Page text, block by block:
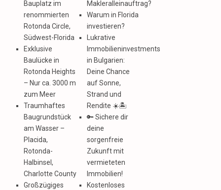
Bauplatz im
renommierten
Rotonda Circle,
Südwest-Florida
Exklusive
Baulücke in
Rotonda Heights
– Nur ca. 3000 m
zum Meer
Traumhaftes
Baugrundstück
am Wasser –
Placida,
Rotonda-
Halbinsel,
Charlotte County
Großzügiges
Makleralleinauftrag?
Warum in Florida
investieren?
Lukrative
Immobilieninvestments
in Bulgarien:
Deine Chance
auf Sonne,
Strand und
Rendite ☀️🏝️
🔑 Sichere dir
deine
sorgenfreie
Zukunft mit
vermieteten
Immobilien!
Kostenloses